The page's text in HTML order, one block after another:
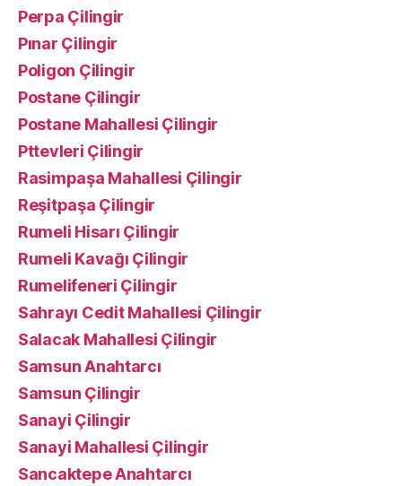
Perpa Çilingir
Pınar Çilingir
Poligon Çilingir
Postane Çilingir
Postane Mahallesi Çilingir
Pttevleri Çilingir
Rasimpaşa Mahallesi Çilingir
Reşitpaşa Çilingir
Rumeli Hisarı Çilingir
Rumeli Kavağı Çilingir
Rumelifeneri Çilingir
Sahrayı Cedit Mahallesi Çilingir
Salacak Mahallesi Çilingir
Samsun Anahtarcı
Samsun Çilingir
Sanayi Çilingir
Sanayi Mahallesi Çilingir
Sancaktepe Anahtarcı